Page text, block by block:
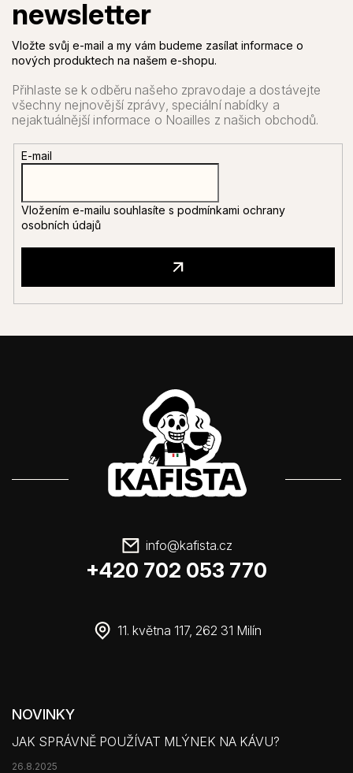
Vložte svůj e-mail a my vám budeme zasílat informace o
nových produktech na našem e-shopu.
E-mail
Vložením e-mailu souhlasíte s podmínkami ochrany
osobních údajů
info@kafista.cz
+420 702 053 770
11. května 117, 262 31 Milín
NOVINKY
JAK SPRÁVNĚ POUŽÍVAT MLÝNEK NA KÁVU?
26.8.2025